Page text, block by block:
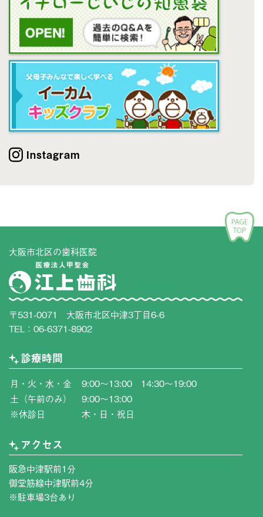
Instagram
大阪市北区の歯科医院
〒531-0071 大阪市北区中津3丁目6-6
TEL： 06-6371-8902
診療時間
月・火・水・金
9:00〜13:00 14:30〜19:00
土（午前のみ）
9:00〜13:00
※休診日
木・日・祝日
アクセス
阪急中津駅前1分
御堂筋線中津駅前4分
※駐車場3台あり